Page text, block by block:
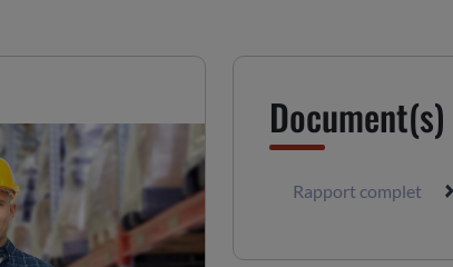
Document(s)
Rapport complet